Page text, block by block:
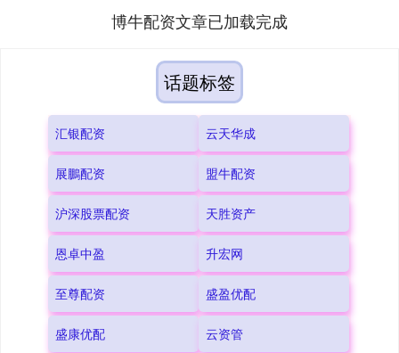
博牛配资文章已加载完成
话题标签
汇银配资 云天华成
展鵬配资 盟牛配资
沪深股票配资 天胜资产
恩卓中盈 升宏网
至尊配资 盛盈优配
盛康优配 云资管